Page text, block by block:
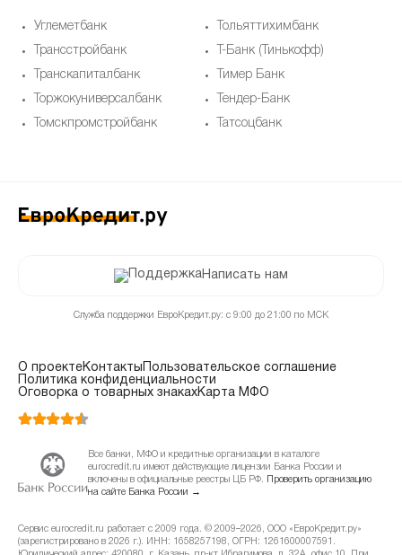
Углеметбанк
Трансстройбанк
Транскапиталбанк
Торжокуниверсалбанк
Томскпромстройбанк
Тольяттихимбанк
Т-Банк (Тинькофф)
Тимер Банк
Тендер-Банк
Татсоцбанк
Написать нам
Служба поддержки ЕвроКредит.ру: с 9:00 до 21:00 по МСК
О проектеКонтакты
Пользовательское соглашение
Политика конфиденциальности
Оговорка о товарных знакахКарта МФО
Все банки, МФО и кредитные организации в каталоге
eurocredit.ru имеют действующие лицензии Банка России и
включены в официальные реестры ЦБ РФ.
Проверить организацию
на сайте Банка России →
Сервис eurocredit.ru работает с 2009 года. © 2009–2026, ООО «ЕвроКредит.ру»
(зарегистрировано в 2026 г.). ИНН: 1658257198, ОГРН: 1261600007591.